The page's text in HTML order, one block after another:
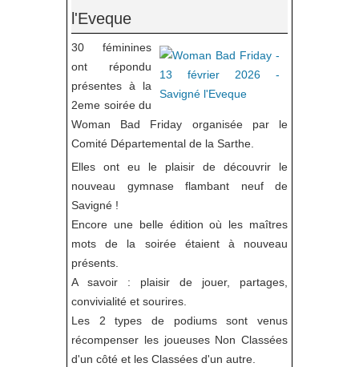
l'Eveque
30 féminines
ont répondu
présentes à la
2eme soirée du
Woman Bad Friday organisée par le
Comité Départemental de la Sarthe.
Elles ont eu le plaisir de découvrir le
nouveau gymnase flambant neuf de
Savigné !
Encore une belle édition où les maîtres
mots de la soirée étaient à nouveau
présents.
A savoir : plaisir de jouer, partages,
convivialité et sourires.
Les 2 types de podiums sont venus
récompenser les joueuses Non Classées
d'un côté et les Classées d'un autre.